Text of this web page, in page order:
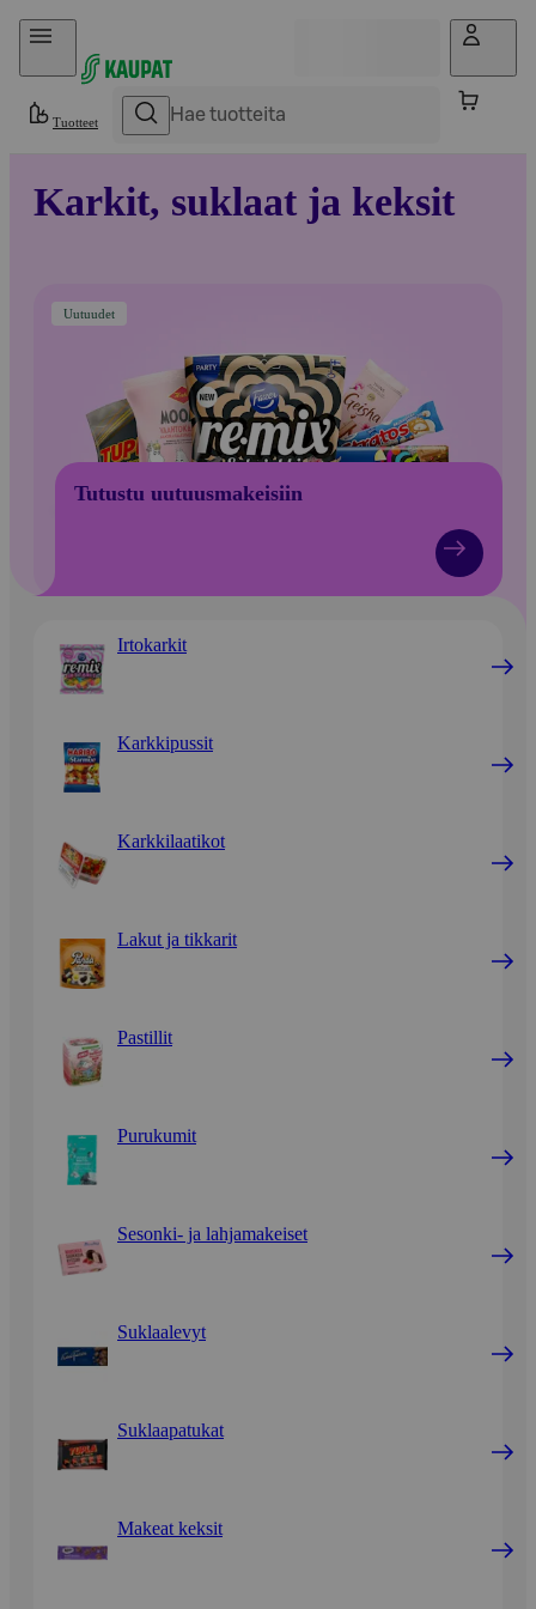
Hyppää sisältöön
Tuotteet
Karkit, suklaat ja keksit
Uutuudet
Tutustu uutuusmakeisiin
Irtokarkit
Karkkipussit
Karkkilaatikot
Lakut ja tikkarit
Pastillit
Purukumit
Sesonki- ja lahjamakeiset
Suklaalevyt
Suklaapatukat
Makeat keksit